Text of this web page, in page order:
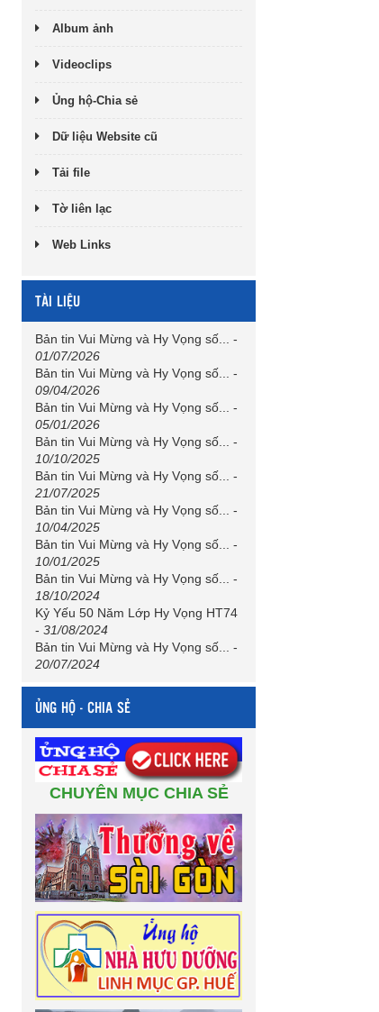
Album ảnh
Videoclips
Ủng hộ-Chia sẻ
Dữ liệu Website cũ
Tải file
Tờ liên lạc
Web Links
TÀI LIỆU
Bản tin Vui Mừng và Hy Vọng số...
-
01/07/2026
Bản tin Vui Mừng và Hy Vọng số...
-
09/04/2026
Bản tin Vui Mừng và Hy Vọng số...
-
05/01/2026
Bản tin Vui Mừng và Hy Vọng số...
-
10/10/2025
Bản tin Vui Mừng và Hy Vọng số...
-
21/07/2025
Bản tin Vui Mừng và Hy Vọng số...
-
10/04/2025
Bản tin Vui Mừng và Hy Vọng số...
-
10/01/2025
Bản tin Vui Mừng và Hy Vọng số...
-
18/10/2024
Kỷ Yếu 50 Năm Lớp Hy Vọng HT74
- 31/08/2024
Bản tin Vui Mừng và Hy Vọng số...
-
20/07/2024
ỦNG HỘ - CHIA SẺ
CHUYÊN MỤC CHIA SẺ